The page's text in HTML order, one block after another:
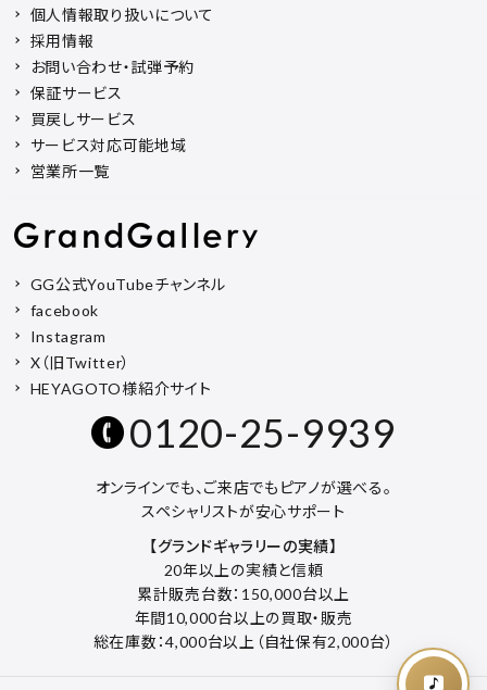
個人情報取り扱いについて
採用情報
お問い合わせ・試弾予約
保証サービス
買戻しサービス
サービス対応可能地域
営業所一覧
GG公式YouTubeチャンネル
facebook
Instagram
X（旧Twitter）
HEYAGOTO様紹介サイト
0120-25-9939
オンラインでも、ご来店でもピアノが選べる。
スペシャリストが安心サポート
【グランドギャラリーの実績】
20年以上の実績と信頼
累計販売台数：150,000台以上
年間10,000台以上の買取・販売
総在庫数：4,000台以上（自社保有2,000台）